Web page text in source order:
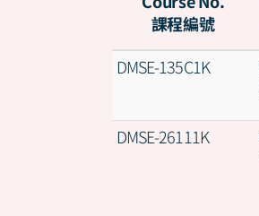
課程編號
DMSE-135C1K
DMSE-26111K